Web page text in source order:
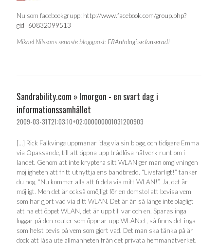
Nu som facebookgrupp: http://www.facebook.com/group.php?
gid=60832099513
Mikael Nilssons senaste bloggpost: FRAntologi.se lanserad!
Sandrability.com » Imorgon - en svart dag i
informationssamhället
2009-03-31T21:03:10+02:000000001031200903
[…] Rick Falkvinge uppmanar idag via sin blogg, och tidigare Emma
via Opassande, till att öppna upp trådlösa nätverk runt om i
landet. Genom att inte kryptera sitt WLAN ger man omgivningen
möjligheten att fritt utnyttja ens bandbredd. “Livsfarligt!” tänker
du nog, “Nu kommer alla att fildela via mitt WLAN!”. Ja, det är
möjligt. Men det är också omöjligt för en domstol att bevisa vem
som har gjort vad via ditt WLAN. Det är än så länge inte olagligt
att ha ett öppet WLAN, det är upp till var och en. Sparas inga
loggar på den router som öppnar upp WLAN:et, så finns det inga
som helst bevis på vem som gjort vad. Det man ska tänka på är
dock att låsa ute allmänheten från det privata hemmanätverket.